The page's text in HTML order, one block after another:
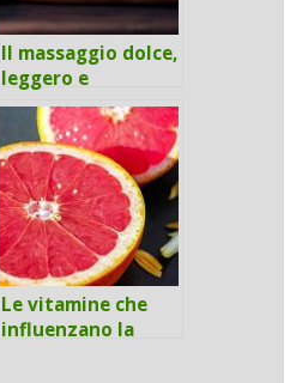
Il massaggio dolce,
leggero e
superficiale
Le vitamine che
influenzano la